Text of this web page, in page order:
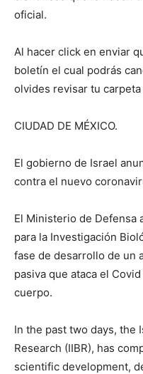
oficial.
Al hacer click en enviar
boletín el cual podrás
olvides revisar tu carpeta
CIUDAD DE MÉXICO.
El gobierno de Israel
contra el nuevo
El Ministerio de Defensa
para la Investigación
fase de desarrollo de un
pasiva que ataca el
cuerpo.
In the past two days, the
Research (IIBR), has
scientific development,